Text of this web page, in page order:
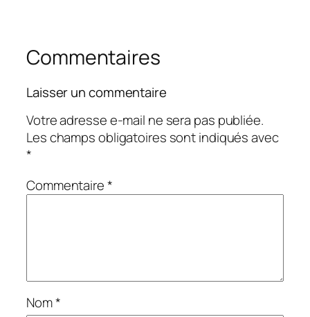
Commentaires
Laisser un commentaire
Votre adresse e-mail ne sera pas publiée.
Les champs obligatoires sont indiqués avec
*
Commentaire*
Nom*